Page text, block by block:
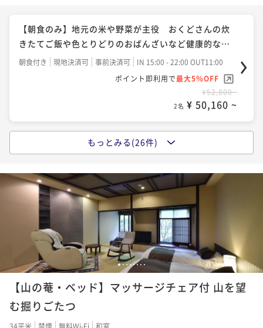
【朝食のみ】地元の米や野菜が主役 おくどさんの炊
きたてご飯や色とりどりのおばんざいなど健康的な和
朝食
朝食付き 現地決済可 事前決済可
IN 15:00 - 22:00 OUT11:00
ポイント即利用で最大5％OFF
¥52,800~
2名 ¥ 50,160 ~
【女子旅プラン】チェックアウト12時＆フェイスマス
二食付き 現地決済可 事前決済可
IN 15:00 - 19:00 OUT12:00
ポイント即利用で
¥ 64,790 ~
【ダイニング食確約】夕食はおくどさんのあるダイニ
ングにて 四季折々の京懐石「瑞穂～みずほ～」
二食付き
もっとみる(26件)
1234567 8
【山の菴・ベッド】マッサージチェア付 山を望
む掘りごたつ
34平米 禁煙 無料Wi-Fi 和室